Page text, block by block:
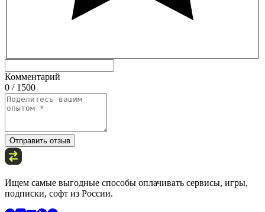
Комментарий
0 / 1500
Отправить отзыв
Ищем самые выгодные способы оплачивать сервисы, игры,
подписки, софт из России.